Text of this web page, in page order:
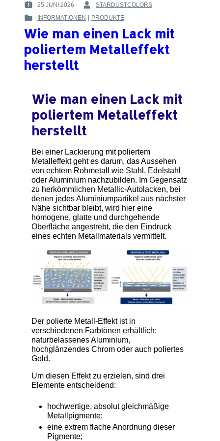
POSTED
ON
25 JUNI 2026
BY
:
STARDUSTCOLORS
POSTED
IN
INFORMATIONEN | PRODUKTE
Wie man einen Lack mit
poliertem Metalleffekt
herstellt
Wie man einen Lack mit
poliertem Metalleffekt
herstellt
Bei einer Lackierung mit poliertem
Metalleffekt geht es darum, das Aussehen
von echtem Rohmetall wie Stahl, Edelstahl
oder Aluminium nachzubilden. Im Gegensatz
zu herkömmlichen Metallic-Autolacken, bei
denen jedes Aluminiumpartikel aus nächster
Nähe sichtbar bleibt, wird hier eine
homogene, glatte und durchgehende
Oberfläche angestrebt, die den Eindruck
eines echten Metallmaterials vermittelt.
Der polierte Metall-Effekt ist in
verschiedenen Farbtönen erhältlich:
naturbelassenes Aluminium,
hochglänzendes Chrom oder auch poliertes
Gold.
Um diesen Effekt zu erzielen, sind drei
Elemente entscheidend:
hochwertige, absolut gleichmäßige
Metallpigmente;
eine extrem flache Anordnung dieser
Pigmente;